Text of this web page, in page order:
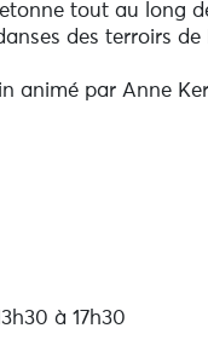
tout au long
des terroirs de
animé par Anne
à 17h30